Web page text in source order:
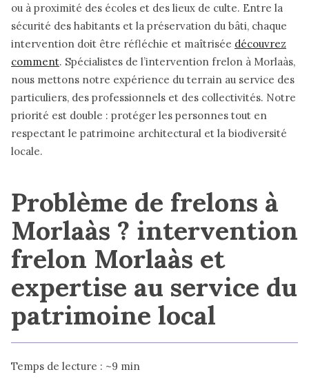
ou à proximité des écoles et des lieux de culte. Entre la
sécurité des habitants et la préservation du bâti, chaque
intervention doit être réfléchie et maîtrisée découvrez
comment. Spécialistes de l’intervention frelon à Morlaàs,
nous mettons notre expérience du terrain au service des
particuliers, des professionnels et des collectivités. Notre
priorité est double : protéger les personnes tout en
respectant le patrimoine architectural et la biodiversité
locale.
Problème de frelons à
Morlaàs ? intervention
frelon Morlaàs et
expertise au service du
patrimoine local
Temps de lecture : ~9 min